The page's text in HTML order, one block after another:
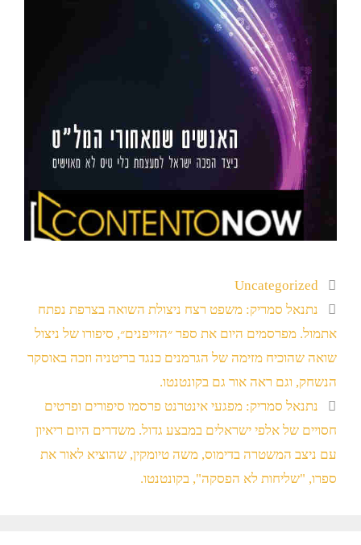
Uncategorized
נתנאל סמריק: משפט רצח ניצולת השואה בצרפת נפתח
אתמול. מפרסמים היום את ספר ״הזייפנים״, סיפורו של ניצול
שואה שהוכיח מזימה של הגרמנים כנגד בריטניה וזכה באוסקר
הנשחק, וגם ראה אור גם בקונטנטו.
נתנאל סמריק: מפגעי אינטרנט פרסמו סיפורים ופרטים
חסויים של אלפי ישראלים במבצע גדול. משדרים היום ריאיון
עם ניצב המשטרה בדימוס, משה טיומקין, שהוציא לאור את
ספרו, "שליחות לא הפסקה", בקונטנטו.